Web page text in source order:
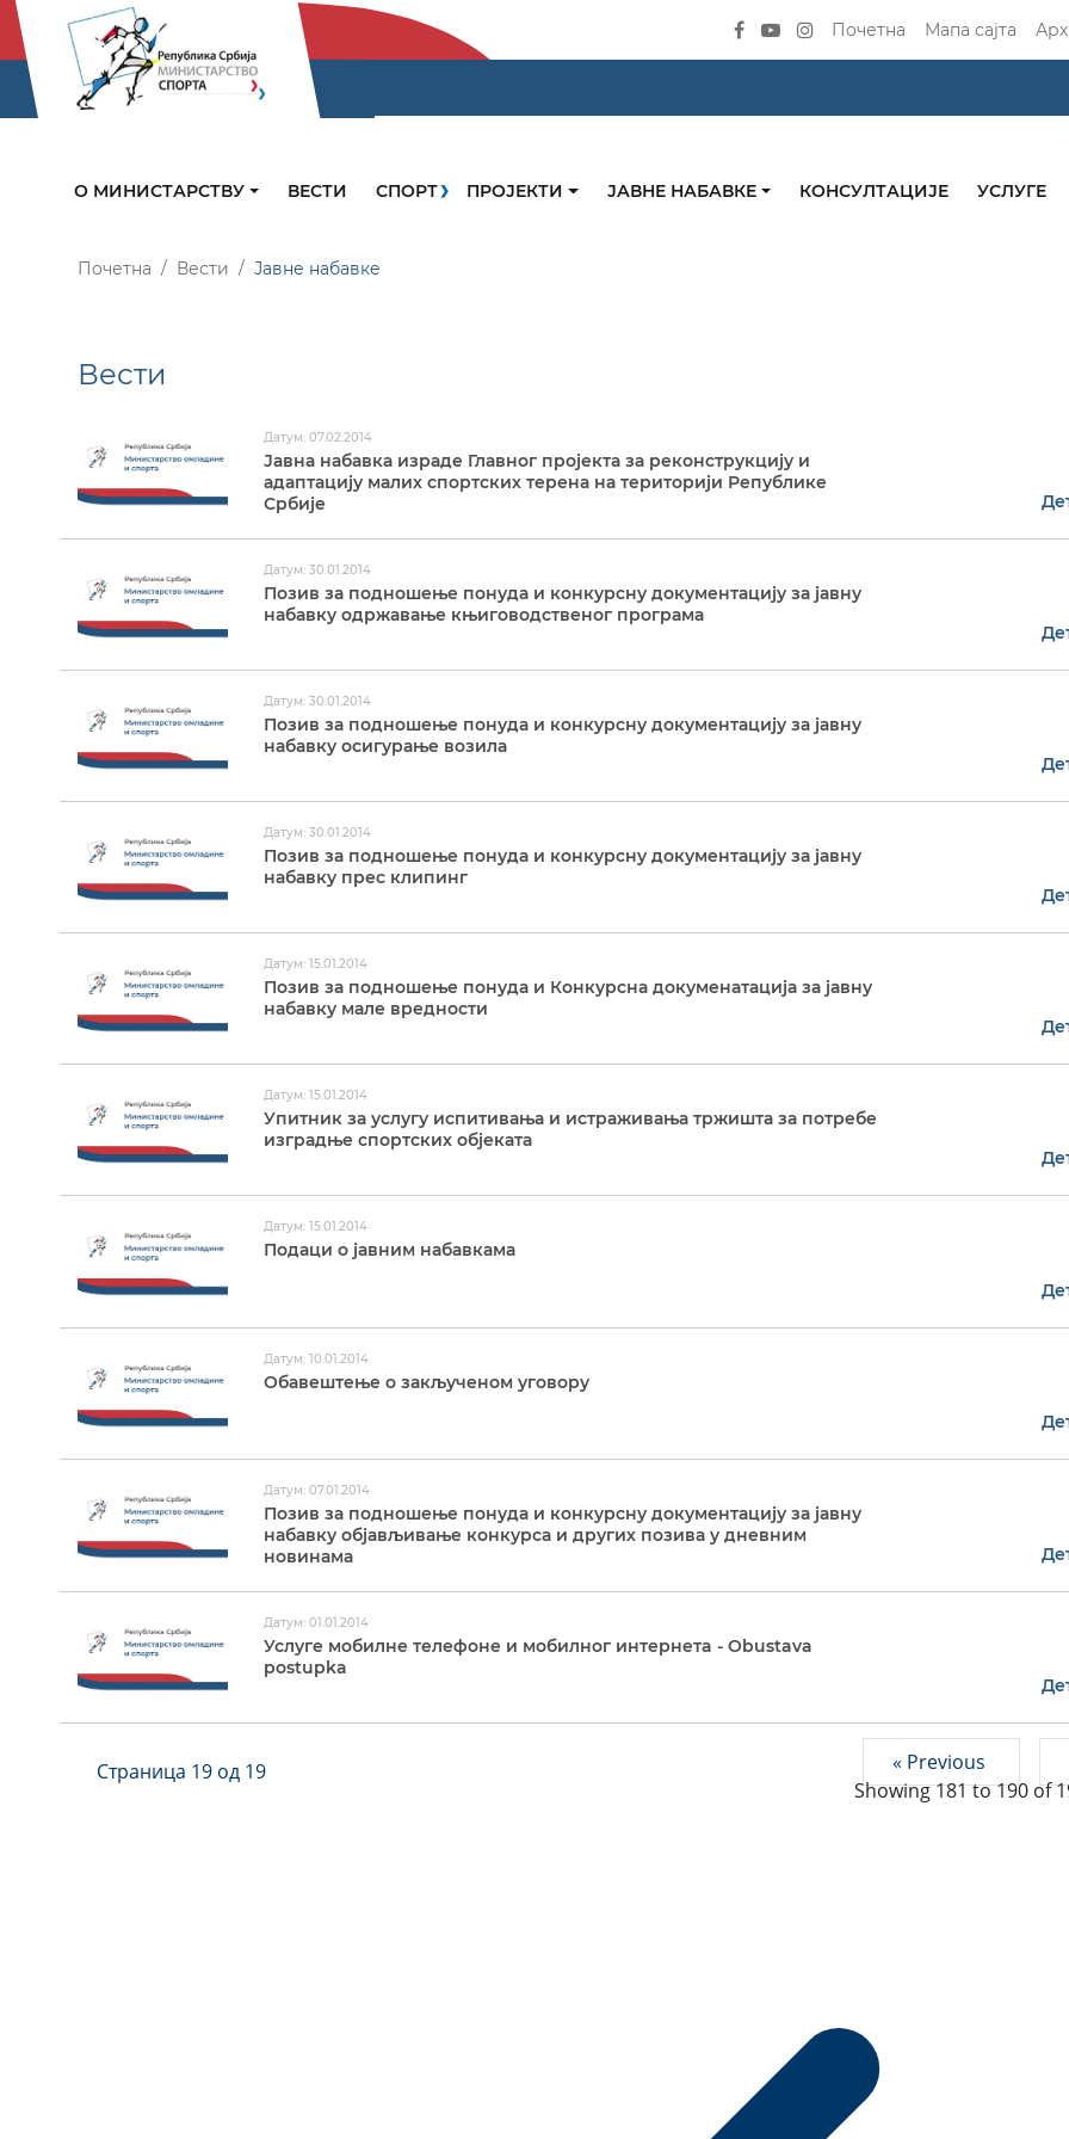
Почетна Мапа сајта
О МИНИСТАРСТВУ ВЕСТИ СПОРТ ПРОЈЕКТИ ЈАВНЕ НАБАВКЕ КОНСУЛТАЦИЈЕ УСЛУГЕ
Почетна Вести Јавне набавке
Вести
Датум: 07.02.2014
Јавна набавка израде Главног пројекта за реконструкцију и
адаптацију малих спортских терена на територији Републике
Србије
Датум: 30.01.2014
Позив за подношење понуда и конкурсну документацију за јавну
набавку одржавање књиговодственог програма
Датум: 30.01.2014
Позив за подношење понуда и конкурсну документацију за јавну
набавку осигурање возила
Датум: 30.01.2014
Позив за подношење понуда и конкурсну документацију за јавну
набавку прес клипинг
Датум: 15.01.2014
Позив за подношење понуда и Конкурсна докуменатација за јавну
набавку мале вредности
Датум: 15.01.2014
Упитник за услугу испитивања и истраживања тржишта за потребе
изградње спортских објеката
Датум: 15.01.2014
Подаци о јавним набавкама
Датум: 10.01.2014
Обавештење о закљученом уговору
Датум: 07.01.2014
Позив за подношење понуда и конкурсну документацију за јавну
набавку објављивање конкурса и других позива у дневним
новинама
Датум: 01.01.2014
Услуге мобилне телефоне и мобилног интернетa - Obustava
postupka
Страница 19 од 19
« Previous
Showing181to190 of